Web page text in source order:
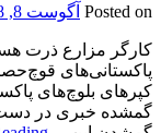
Posted on آگوست 8, 2018
کارگر مزارع ذرت
پاکستانی‌های
کپرهای بلوچ‌های
گمشده خبری در